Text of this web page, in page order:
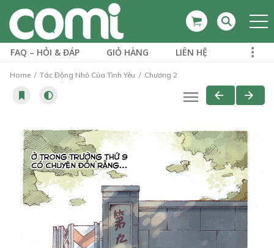
FAQ – HỎI & ĐÁP GIỎ HÀNG LIÊN HỆ
Home Tác Động Nhỏ Của Tình Yêu Chương 2